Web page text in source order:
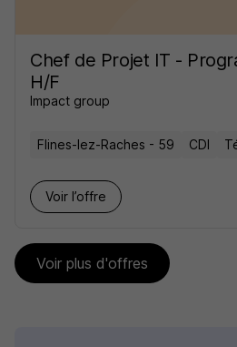
Chef de Projet IT -
H/F
Impact group
Flines-lez-Raches - 59 CDI
Voir l’offre
Voir plus d'offres